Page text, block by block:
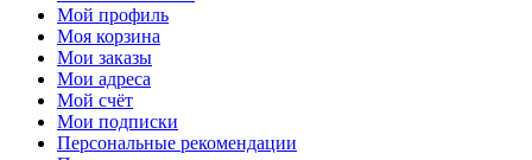
Мой профиль
Моя корзина
Мои заказы
Мои адреса
Мой счёт
Мои подписки
Персональные рекомендации